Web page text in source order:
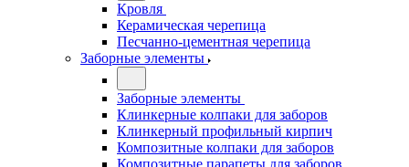
Кровля
Керамическая черепица
Песчанно-цементная черепица
Заборные элементы
Заборные элементы
Клинкерные колпаки для заборов
Клинкерный профильный кирпич
Композитные колпаки для заборов
Композитные парапеты для заборов